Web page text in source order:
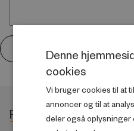
LEMPELIGERE
Denne
cookies
Vi bruger cookies til at
annoncer og til at
deler også oplysninger